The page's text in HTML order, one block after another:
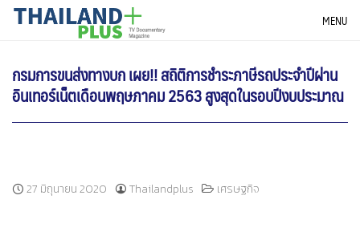
SkipTHAILANDPLUS NEWS MENU
กรมการขนส่งทางบก เผย!! สถิติการชำระภาษีรถประจำปีผ่าน
อินเทอร์เน็ตเดือนพฤษภาคม 2563 สูงสุดในรอบปีงบประมาณ
27 มิถุนายน 2020 Thailandplus เศรษฐกิจ